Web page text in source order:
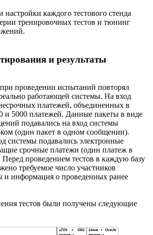
настройки каждого тестового стенда
тренировочных тестов и тюнинг
и результаты
проведении испытаний повторял
работающей системы. На вход
платежей, объединенных в
и 5000 платежей. Данные пакеты в виде
подавались на вход системы
(один пакет в одном сообщении).
системы подавались электронные
срочные платежи (один платеж в
проведением тестов в каждую базу
требуемое число участников
и информация о проведенных ранее
тестов были получены следующие